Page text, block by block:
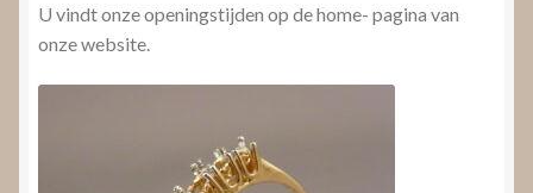
U vindt onze openingstijden op de home- pagina van
onze website.